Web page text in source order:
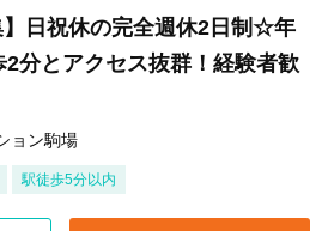
】日祝休の完全週休2日制☆年
2分とアクセス抜群！経験者歓
ョン駒場
駅徒歩5分以内